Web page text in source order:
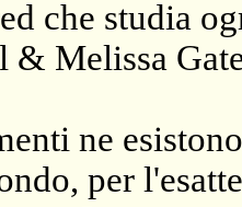
che studia
& Melissa
ne
per